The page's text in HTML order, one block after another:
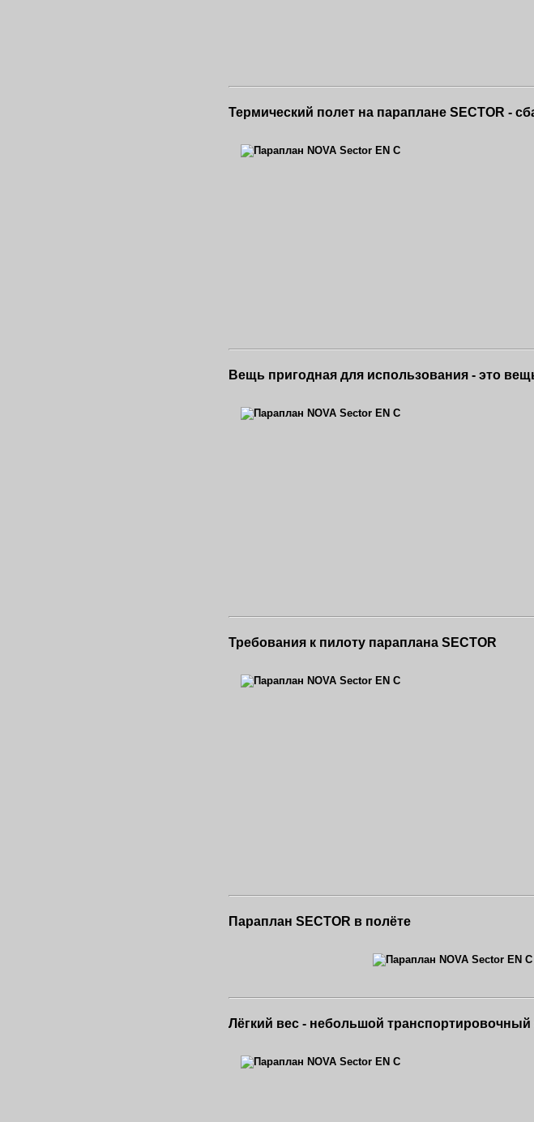
Термический полет на параплане SECTOR -
Вещь пригодная для использования - это
Требования к пилоту параплана SECTOR
Параплан SECTOR в полёте
Лёгкий вес - небольшой